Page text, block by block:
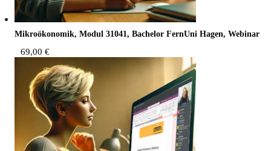
Mikro­öko­no­mik, Modul 31041, Bache­lor Fern­Uni Hagen, Webinar
69,00 €